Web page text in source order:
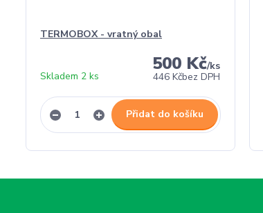
TERMOBOX - vratný obal
500 Kč/ks
446 Kčbez DPH
Skladem 2 ks
Přidat do košíku